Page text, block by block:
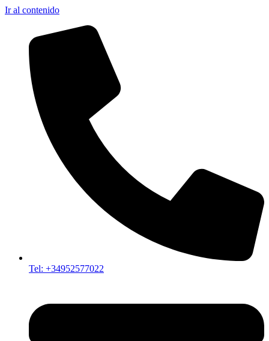
Ir al contenido
Tel: +34952577022